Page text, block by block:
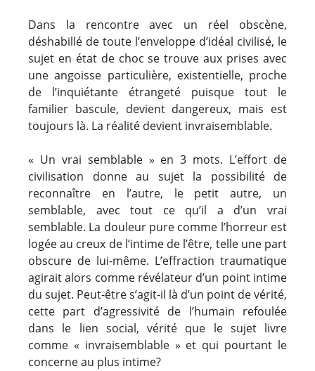
Dans la rencontre avec un réel obscène,
déshabillé de toute l’enveloppe d’idéal civilisé, le
sujet en état de choc se trouve aux prises avec
une angoisse particulière, existentielle, proche
de l’inquiétante étrangeté puisque tout le
familier bascule, devient dangereux, mais est
toujours là. La réalité devient invraisemblable.
« Un vrai semblable » en 3 mots. L’effort de
civilisation donne au sujet la possibilité de
reconnaître en l’autre, le petit autre, un
semblable, avec tout ce qu’il a d’un vrai
semblable. La douleur pure comme l’horreur est
logée au creux de l’intime de l’être, telle une part
obscure de lui-même. L’effraction traumatique
agirait alors comme révélateur d’un point intime
du sujet. Peut-être s’agit-il là d’un point de vérité,
cette part d’agressivité de l’humain refoulée
dans le lien social, vérité que le sujet livre
comme « invraisemblable » et qui pourtant le
concerne au plus intime?